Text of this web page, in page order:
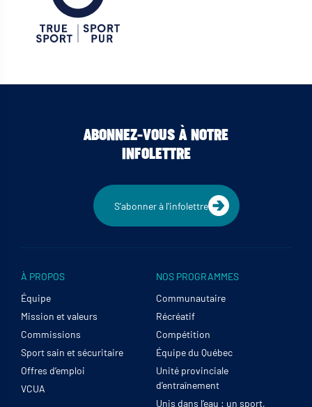
ABONNEZ-VOUS À NOTRE
INFOLETTRE
S'abonner à l'infolettre
À PROPOS
Équipe
Mission et valeurs
Commissions
Sport sain et sécuritaire
Offres d’emploi
VCUA
NOS PROGRAMMES
Communautaire
Récréatif
Compétition
Équipe du Québec
Unité provinciale
d’entraînement
Unis dans l’eau : un sport,